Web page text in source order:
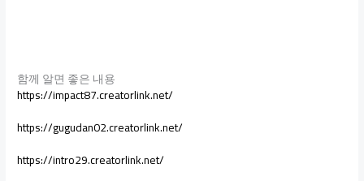
함께 알면 좋은 내용
https://impact87.creatorlink.net/
https://gugudan02.creatorlink.net/
https://intro29.creatorlink.net/